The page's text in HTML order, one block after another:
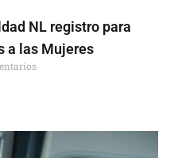
NL registro para
a las Mujeres